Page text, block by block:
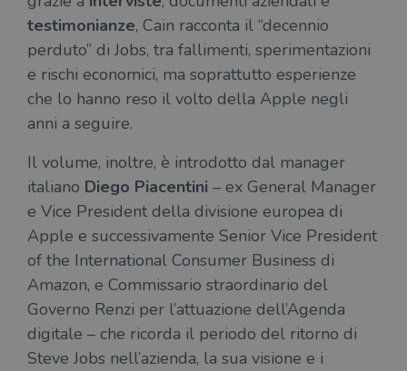
testimonianze, Cain racconta il “decennio
perduto” di Jobs, tra fallimenti, sperimentazioni
e rischi economici, ma soprattutto esperienze
che lo hanno reso il volto della Apple negli
anni a seguire.
Il volume, inoltre, è introdotto dal manager
italiano Diego Piacentini – ex General Manager
e Vice President della divisione europea di
Apple e successivamente Senior Vice President
of the International Consumer Business di
Amazon, e Commissario straordinario del
Governo Renzi per l’attuazione dell’Agenda
digitale – che ricorda il periodo del ritorno di
Steve Jobs nell’azienda, la sua visione e i